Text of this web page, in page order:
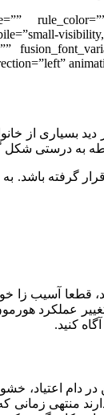
دید بسیاری
به درستی
باشد. به
آسیب زا
عملکرد
کنید.
اعتیاد،
منتهی